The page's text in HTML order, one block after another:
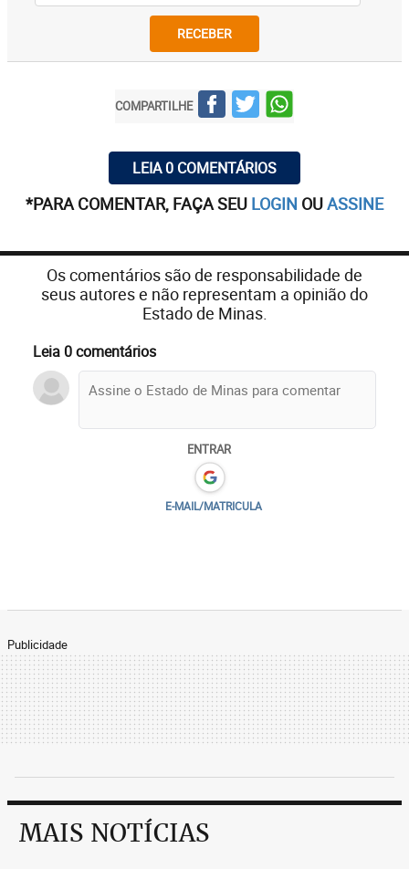
RECEBER
COMPARTILHE
LEIA 0 COMENTÁRIOS
*PARA COMENTAR, FAÇA SEU LOGIN OUASSINE
Os comentários são de responsabilidade de
seus autores e não representam a opinião do
Estado de Minas.
Leia 0 comentários
ENTRAR
E-MAIL/MATRICULA
Publicidade
MAIS NOTÍCIAS